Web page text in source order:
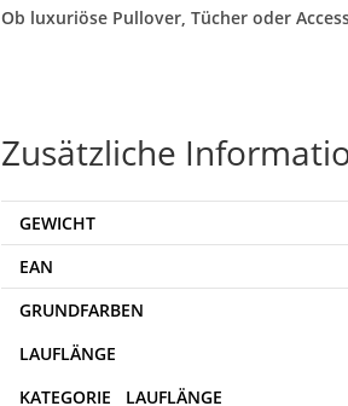
Ob luxuriöse Pullover, Tücher oder
Zusätzliche
GEWICHT
EAN